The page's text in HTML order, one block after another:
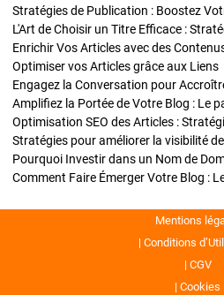
L'Art de Choisir un Titre Efficace :
Optimiser vos Articles grâce aux Liens
Engagez la Conversation pour
Amplifiez la Portée de Votre Blog : Le
Mentions
Conditions
CGV
Cookies